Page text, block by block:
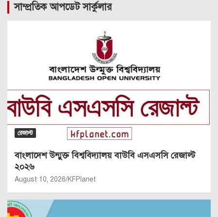
সাম্প্রতিক আপডেট সার্কুলার
রেজাল্ট
বাংলাদেশ উন্মুক্ত বিশ্ববিদ্যালয় বাউবি এসএসসি রেজাল্ট
২০২৬
August 10, 2026 KFPlanet